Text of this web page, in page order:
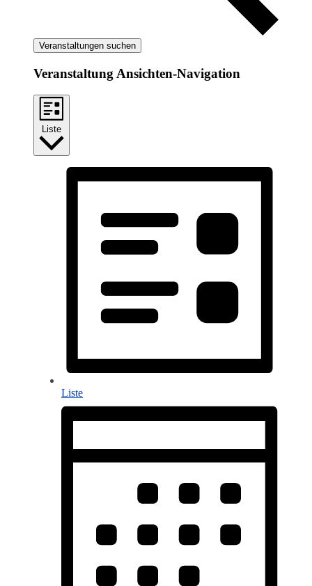
Veranstaltungen suchen
Veranstaltung Ansichten-Navigation
Liste
Liste